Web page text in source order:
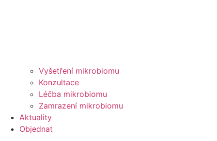
Vyšetření mikrobiomu
Konzultace
Léčba mikrobiomu
Zamrazení mikrobiomu
Aktuality
Objednat